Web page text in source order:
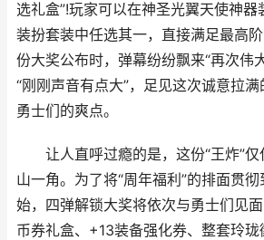
选礼盒”!玩家可以在神圣光翼天使神
装扮套装中任选其一，直接满足最高
份大奖公布时，弹幕纷纷飘来“再次伟大
“刚刚声音有点大”，足见这次诚意拉
勇士们的爽点。
让人直呼过瘾的是，这份“王炸”仅
山一角。为了将“周年福利”的排面贯
始，四弹解锁大奖将依次与勇士们见
币券礼盒、+13装备强化券、整套玲